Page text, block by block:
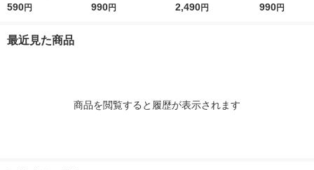
５〜２５ｃｍ用 生成×
590円
Ｍ ２３．５〜２５ｃ
990円
と付き Ｍ ２３．５〜
2,490円
５〜２６．５
990円
最近見た商品
商品を閲覧すると履歴が表示されます